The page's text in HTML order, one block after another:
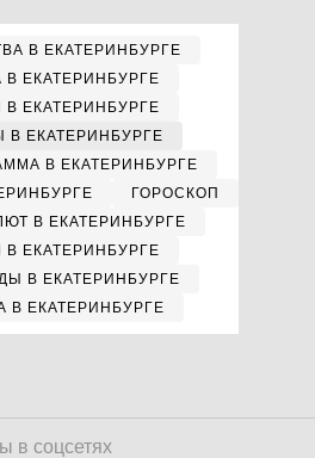
В ЕКАТЕРИНБУРГЕ
В ЕКАТЕРИНБУРГЕ
В ЕКАТЕРИНБУРГЕ
В ЕКАТЕРИНБУРГЕ
В ЕКАТЕРИНБУРГЕ
ГОРОСКОП
В ЕКАТЕРИНБУРГЕ
В ЕКАТЕРИНБУРГЕ
В ЕКАТЕРИНБУРГЕ
В ЕКАТЕРИНБУРГЕ
в соцсетях